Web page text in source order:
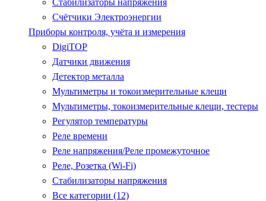
Стабилизаторы напряжения
Счётчики Электроэнергии
Приборы контроля, учёта и измерения
DigiTOP
Датчики движения
Детектор металла
Мультиметры и токоизмерительные клещи
Мультиметры, токоизмерительные клещи, тестеры
Регулятор температуры
Реле времени
Реле напряжения/Реле промежуточное
Реле, Розетка (Wi-Fi)
Стабилизаторы напряжения
Все категории (12)